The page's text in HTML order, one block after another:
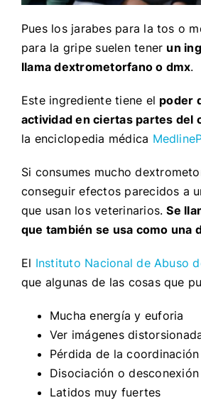
Pues los jarabes para la tos o
para la gripe suelen tener un
llama dextrometorfano o dmx.
Este ingrediente tiene el poder
actividad en ciertas partes del
la enciclopedia médica
Si consumes mucho
conseguir efectos parecidos a
que usan los veterinarios.Se
que también se usa como una
El Instituto Nacional de Abuso
que algunas de las cosas que
Mucha energía y euforia
Ver imágenes
Pérdida de la coordinación
Disociación o
Latidos muy fuertes